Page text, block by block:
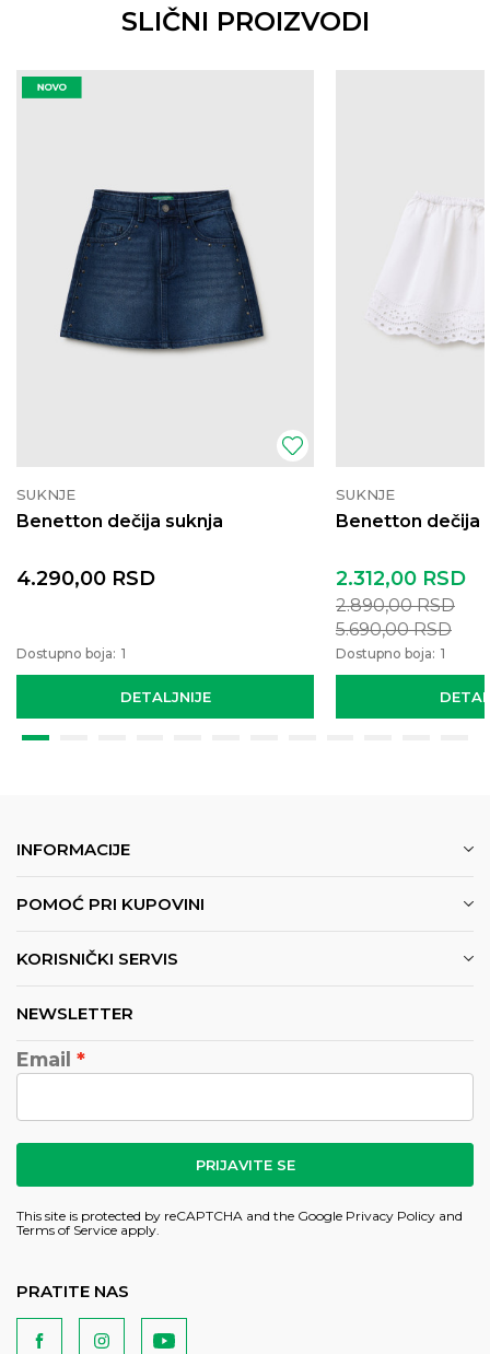
SLIČNI PROIZVODI
SUKNJE
Benetton dečija suknja
DETALJNIJE
4.290,00 RSD
Dostupno boja: 1
SUKNJE
Benetton dečija
2.312,00 RSD
2.890,00RSD
5.690,00RSD
Dostupno boja: 1
INFORMACIJE
POMOĆ PRI KUPOVINI
KORISNIČKI SERVIS
NEWSLETTER
Email
PRIJAVITE SE
This site is protected by reCAPTCHA and the Google Privacy Policy and
Terms of Service apply.
PRATITE NAS